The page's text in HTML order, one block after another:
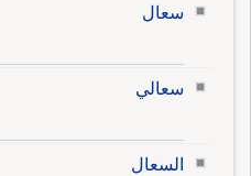
سعال
سعالي
السعال